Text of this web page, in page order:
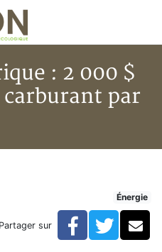
: 2 000 $
par
$ d'économie de
: 2 000 $
Énergie
Partager sur Facebook